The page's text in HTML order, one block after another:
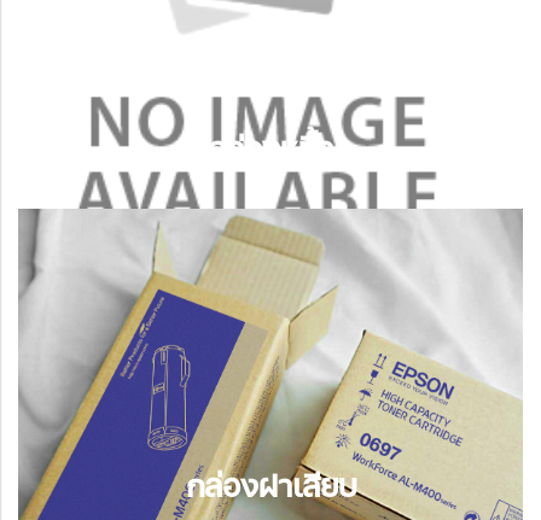
กล่องหูหิ้ว
ลูกค้าสามารถหิ้วกลับได้ พกพาสะดวก ลดการใช้
กล่องฝาเสียบ
กล่องพัสดุสินค้าทั่วไป,ของที่ระลึกหรือของแจก
กล่องเปิด-ปิดง่าย การใช้งานไม่ซับซ้อนไม่ต้องติด
สก๊อตเทป